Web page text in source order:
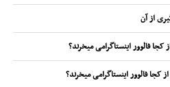
از آن
کجا فالوور اینستاگرامی میخرند؟
کجا فالوور اینستاگرامی میخرند؟